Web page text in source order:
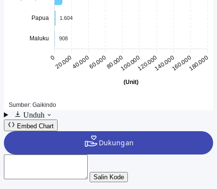
Unduh
Embed Chart
Salin Kode